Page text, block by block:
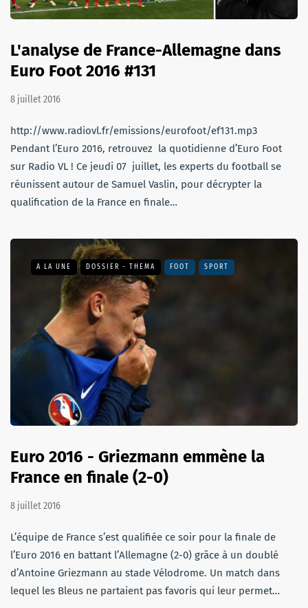
L'analyse de France-Allemagne dans
Euro Foot 2016 #131
8 juillet 2016
http://www.radiovl.fr/emissions/eurofoot/ef131.mp3
Pendant l’Euro 2016, retrouvez la quotidienne d’Euro Foot
sur Radio VL ! Ce jeudi 07 juillet, les experts du football se
réunissent autour de Samuel Vaslin, pour décrypter la
qualification de la France en finale…
A LA UNE DOSSIER - THEMA FOOT SPORT
Euro 2016 - Griezmann emmène la
France en finale (2-0)
8 juillet 2016
L’équipe de France s’est qualifiée ce soir pour la finale de
l’Euro 2016 en battant l’Allemagne (2-0) grâce à un doublé
d’Antoine Griezmann au stade Vélodrome. Un match dans
lequel les Bleus ne partaient pas favoris qui leur permet…